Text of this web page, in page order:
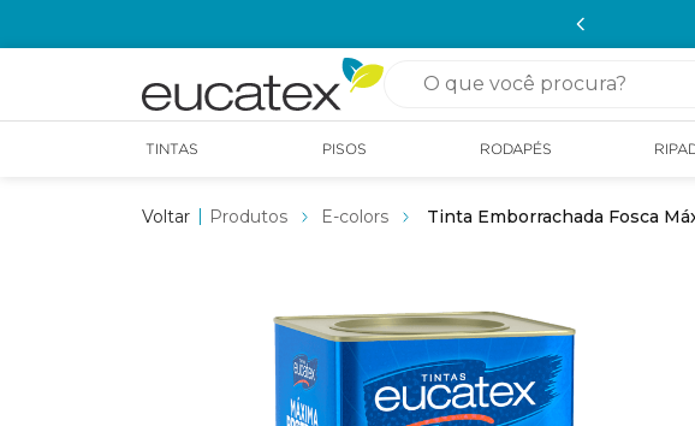
O que você procura?
TINTAS PISOS RODAPÉS
Produtos E-colors Tinta Emborrachada Fosca